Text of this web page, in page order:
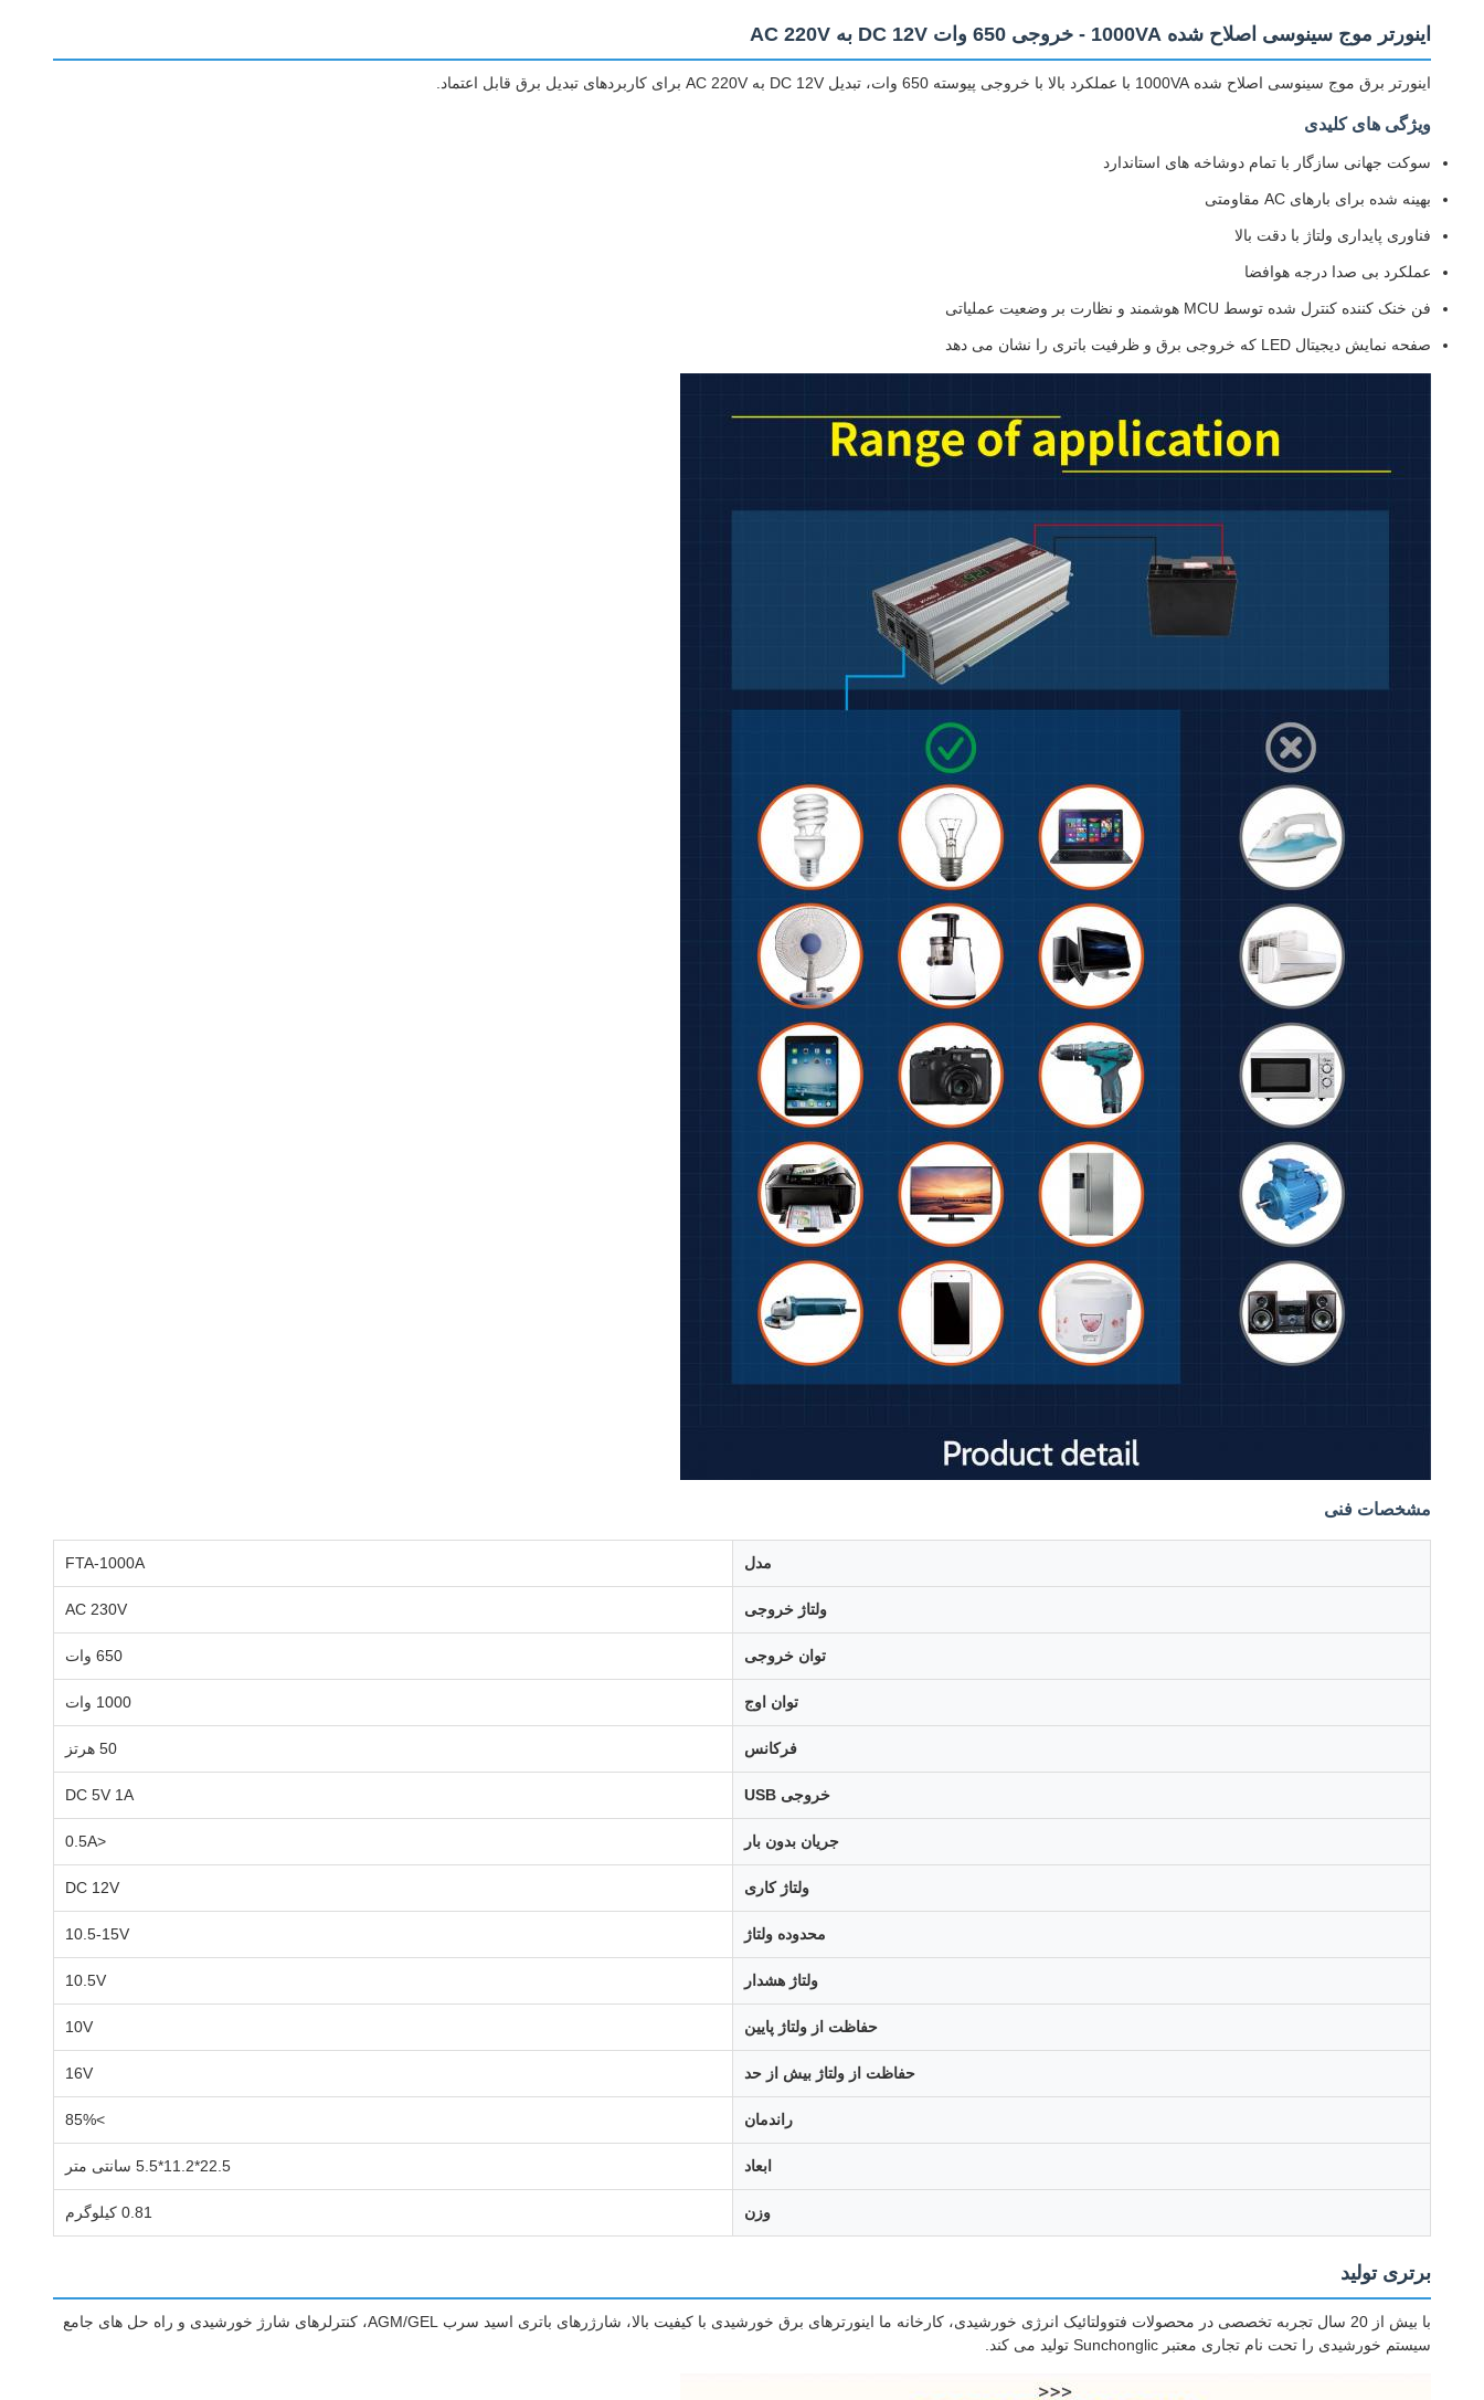
اینورتر موج سینوسی اصلاح شده 1000VA - خروجی 650 وات DC 12V به AC 220V
اینورتر برق موج سینوسی اصلاح شده 1000VA با عملکرد بالا با خروجی پیوسته 650 وات، تبدیل DC 12V به AC 220V برای کاربردهای تبدیل برق قابل اعتماد.
ویژگی های کلیدی
سوکت جهانی سازگار با تمام دوشاخه های استاندارد
بهینه شده برای بارهای AC مقاومتی
فناوری پایداری ولتاژ با دقت بالا
عملکرد بی صدا درجه هوافضا
فن خنک کننده کنترل شده توسط MCU هوشمند و نظارت بر وضعیت عملیاتی
صفحه نمایش دیجیتال LED که خروجی برق و ظرفیت باتری را نشان می دهد
مشخصات فنی
مدل FTA-1000A
ولتاژ خروجی AC 230V
توان خروجی 650 وات
توان اوج 1000 وات
فرکانس 50 هرتز
خروجی USB DC 5V 1A
جریان بدون بار <0.5A
ولتاژ کاری DC 12V
محدوده ولتاژ 10.5-15V
ولتاژ هشدار 10.5V
حفاظت از ولتاژ پایین 10V
حفاظت از ولتاژ بیش از حد 16V
راندمان >85%
ابعاد 22.5*11.2*5.5 سانتی متر
وزن 0.81 کیلوگرم
برتری تولید
با بیش از 20 سال تجربه تخصصی در محصولات فتوولتائیک انرژی خورشیدی، کارخانه ما اینورترهای برق خورشیدی با کیفیت بالا، شارژرهای باتری اسید سرب AGM/GEL، کنترلرهای شارژ خورشیدی و راه حل های جامع
سیستم خورشیدی را تحت نام تجاری معتبر Sunchonglic تولید می کند.